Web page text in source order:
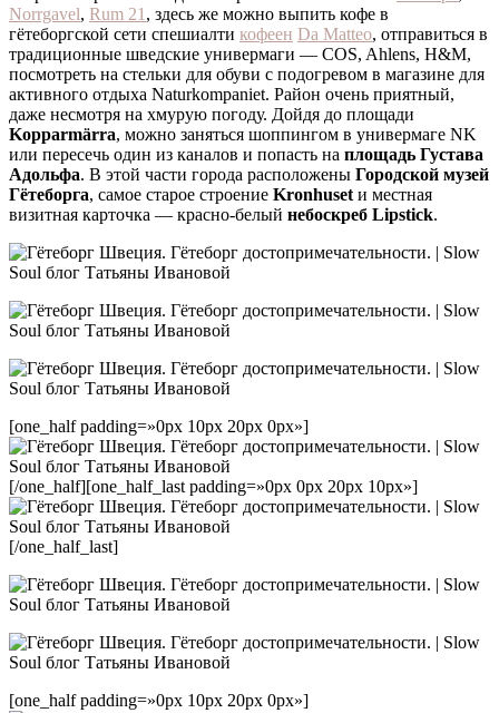
Norrgavel, Rum 21 , здесь же можно выпить кофе в
гётеборгской сети спешиалти кофеен Da Matteo, отправиться в
традиционные шведские универмаги — COS, Ahlens, H&M,
посмотреть на стельки для обуви с подогревом в магазине для
активного отдыха Naturkompaniet. Район очень приятный,
даже несмотря на хмурую погоду. Дойдя до площади
Kopparmärra, можно заняться шоппингом в универмаге NK
или пересечь один из каналов и попасть на площадь Густава
Адольфа. В этой части города расположены Городской музей
Гётеборга, самое старое строение Kronhuset и местная
визитная карточка — красно-белый небоскреб Lipstick.
[one_half padding=»0px 10px 20px 0px»]
[/one_half][one_half_last padding=»0px 0px 20px 10px»]
[/one_half_last]
[one_half padding=»0px 10px 20px 0px»]